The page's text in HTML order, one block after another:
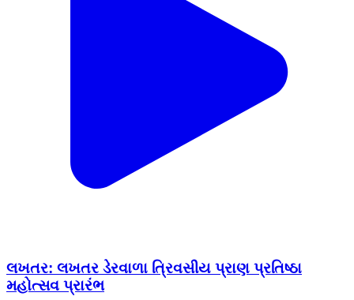
લખતર: લખતર ડેરવાળા ત્રિવસીય પ્રાણ પ્રતિષ્ઠા
મહોત્સવ પ્રારંભ